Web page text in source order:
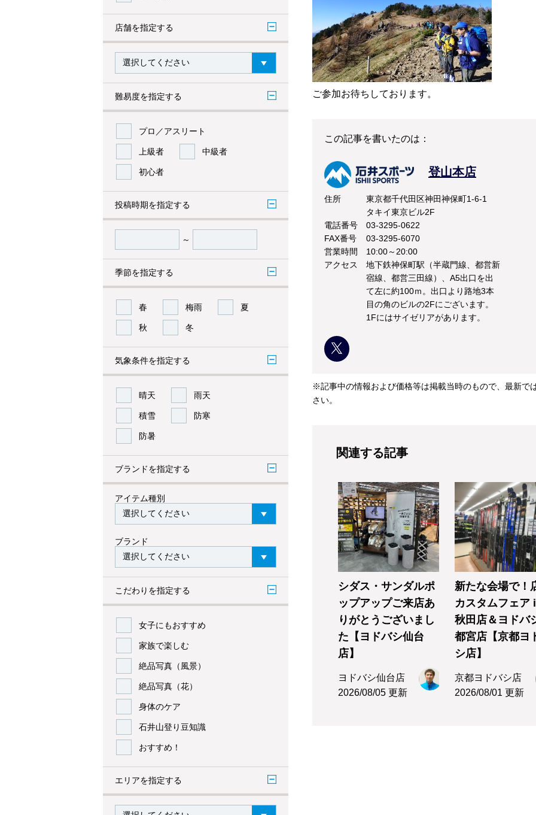
店舗を指定する
難易度を指定する
プロ／アスリート
上級者 中級者
初心者
投稿時期を指定する
～
季節を指定する
春 梅雨 夏
秋 冬
気象条件を指定する
晴天 雨天
積雪 防寒
防暑
ブランドを指定する
アイテム種別
ブランド
こだわりを指定する
女子にもおすすめ
家族で楽しむ
絶品写真（風景）
絶品写真（花）
身体のケア
石井山登り豆知識
おすすめ！
エリアを指定する
ご参加お待ちしております。
この記事を書いたのは：
登山本店
住所
東京都千代田区神田神保町1-6-1
タキイ東京ビル2F
電話番号
03-3295-0622
FAX番号
03-3295-6070
営業時間
10:00～20:00
アクセス
地下鉄神保町駅（半蔵門線、都営新
宿線、都営三田線）、A5出口を出
て左に約100ｍ。出口より路地3本
目の角のビルの2Fにございます。
1Fにはサイゼリアがあります。
※記事中の情報および価格等は掲載当時のもので、最新で
さい。
関連する記事
シダス・サンダルポ
ップアップご来店あ
りがとうございまし
た【ヨドバシ仙台
店】
ヨドバシ仙台店
2026/08/05 更新
新たな会場で！
カスタムフェア
秋田店＆ヨドバ
都宮店【京都ヨ
シ店】
京都ヨドバシ店
2026/08/01 更新